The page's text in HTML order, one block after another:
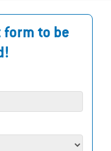
form to be